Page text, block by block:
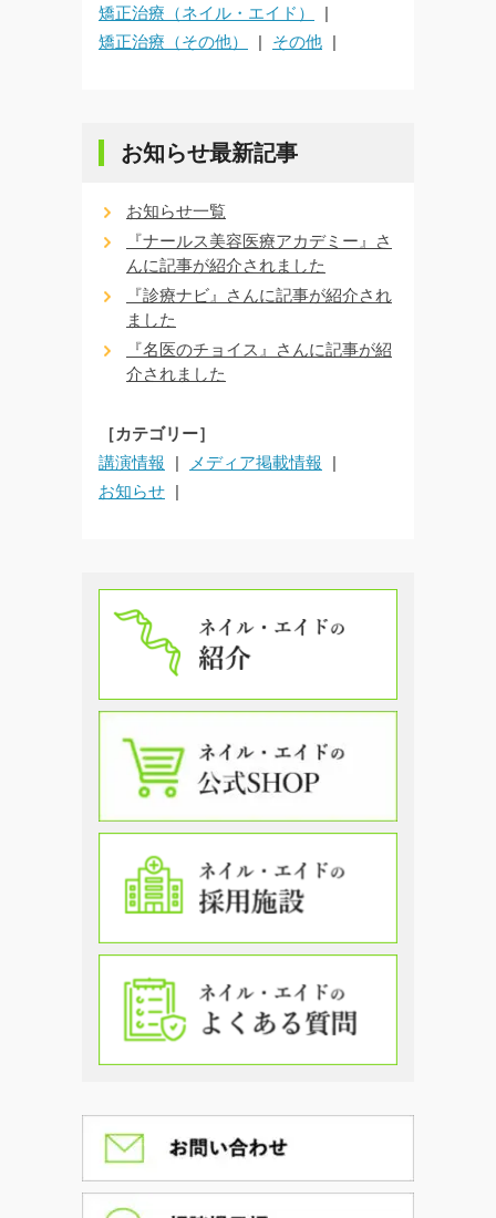
矯正治療（ネイル・エイド）
矯正治療（その他）
その他
お知らせ最新記事
お知らせ一覧
『ナールス美容医療アカデミー』さ
んに記事が紹介されました
『診療ナビ』さんに記事が紹介され
ました
『名医のチョイス』さんに記事が紹
介されました
［カテゴリー］
講演情報
メディア掲載情報
お知らせ